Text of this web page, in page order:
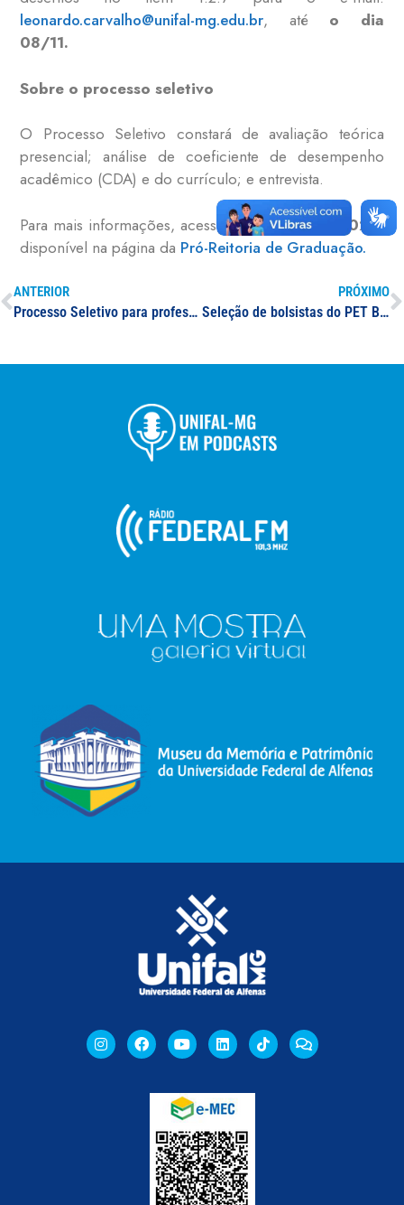
leonardo.carvalho@unifal-mg.edu.br, atéo dia
08/11.
Sobre o processo seletivo
O Processo Seletivo constará de avaliação teórica
presencial; análise de coeficiente de desempenho
acadêmico (CDA) e do currículo; e entrevista.
Para mais informações, acesse oEdital nº 32/2024,
disponível na página da Pró-Reitoria de Graduação.
ANTERIOR
Processo Seletivo para professor(a) substituto(a): especialista em Pediatria, Geriatria e Gerontologia
PRÓXIMO
Seleção de bolsistas do PET BICE